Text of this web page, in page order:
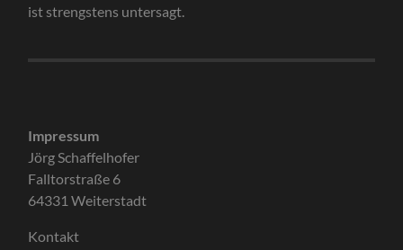
ist strengstens untersagt.
Impressum
Jörg Schaffelhofer
Falltorstraße 6
64331 Weiterstadt
Kontakt